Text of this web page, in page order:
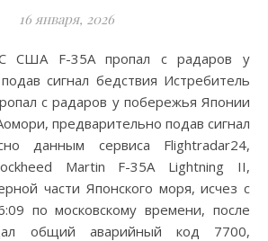
16 января, 2026
сигнал бедствия Истребитель
с радаров у побережья Японии
предварительно подав сигнал
данным сервиса Flightradar24,
Martin F-35A Lightning II,
части Японского моря, исчез с
по московскому времени, после
общий аварийный код 7700,